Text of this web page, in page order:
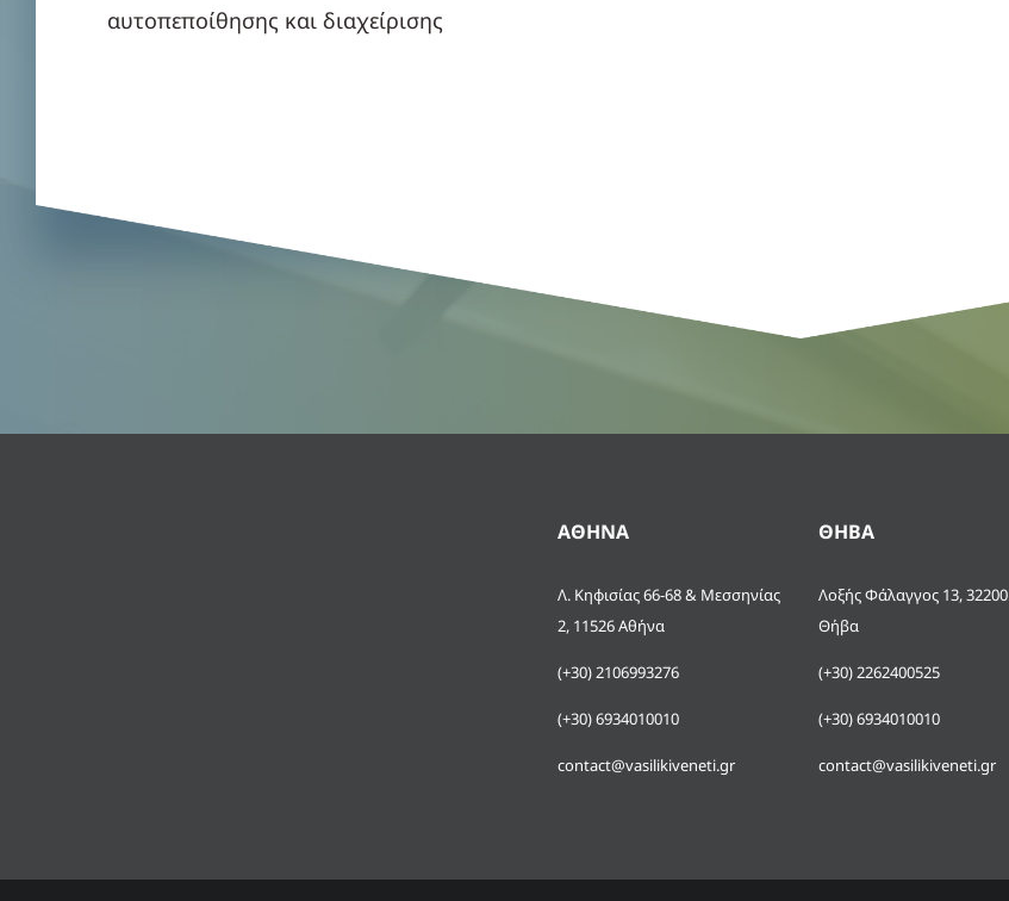
αυτοπεποίθησης και διαχείρισης
ΑΘΗΝΑ
Λ. Κηφισίας 66-68 & Μεσσηνίας
2, 11526 Αθήνα
(+30) 2106993276
(+30) 6934010010
contact@vasilikiveneti.gr
ΘΗΒΑ
Λοξής Φάλαγγος 13, 32200
Θήβα
(+30) 2262400525
(+30) 6934010010
contact@vasilikiveneti.gr